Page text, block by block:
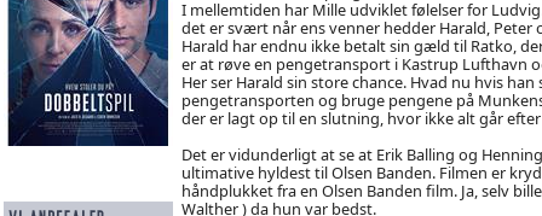
I mellemtiden har Mille udviklet følelser for
det er svært når ens venner hedder Harald, Peter
Harald har endnu ikke betalt sin gæld til Ratko,
er at røve en pengetransport i Kastrup Lufthavn
Her ser Harald sin store chance. Hvad nu hvis
pengetransporten og bruge pengene på
der er lagt op til en slutning, hvor ikke alt går
Det er vidunderligt at se at Erik Balling og
ultimative hyldest til Olsen Banden. Filmen er
håndplukket fra en Olsen Banden film. Ja, selv
Walther ) da hun var bedst.